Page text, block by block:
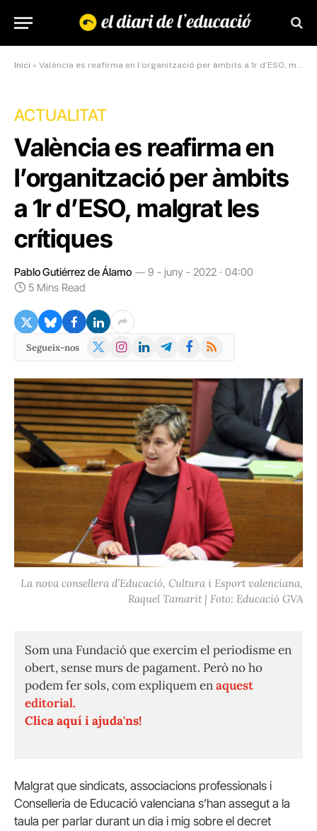
Inici » València es reafirma en l’organització per àmbits a 1r d’ESO, malgrat les crítiques
ACTUALITAT
València es reafirma en
l’organització per àmbits
a 1r d’ESO, malgrat les
crítiques
Pablo Gutiérrez de Álamo
9 - juny - 2022 · 04:00
5 Mins Read
Segueix-nos
X
Instagram
LinkedInTelegramFacebook
RSS
La nova consellera d’Educació, Cultura i Esport valenciana,
Raquel Tamarit | Foto: Educació GVA
Som una Fundació que exercim el periodisme en
obert, sense murs de pagament. Però no ho
podem fer sols, com expliquem enaquest
editorial.
Clica aquí i ajuda'ns!
Malgrat que sindicats, associacions professionals i
Conselleria de Educació valenciana s’han assegut a la
taula per parlar durant un dia i mig sobre el decret